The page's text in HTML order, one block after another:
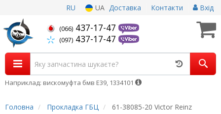
RU UA Доставка Контакти Вхід
(066) 437-17-47
(097) 437-17-47
Наприклад: вискомуфта бмв Е39, 1334101
Головна Прокладка ГБЦ 61-38085-20 Victor Reinz